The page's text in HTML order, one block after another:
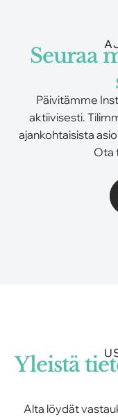
Seuraa
Päivitämme
aktiivisesti.
ajankohtaisista
Ota
Yleistä
Alta löydät